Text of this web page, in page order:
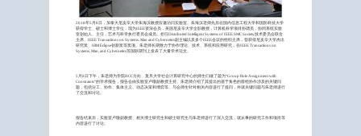
2018年5月8日，加拿大尼皮辛大学朱海滨教授应邀访问实验室。朱海滨老师先后在国内信息工程大学和国防科技大学
获得学士、硕士和博士学位，现为IEEE资深会员，美国尼皮辛大学全职教授，计算机科学项目协调员，协同系统实验
室创始人、主任，艺术与科学执行委员会成员。担任Distributed Intelligent Systems of IEEE SMC Society技术委员会联合
主席、IEEE Transactions on Systems, Man and Cybernetics副主编以及多个IEEE会议的组织主席，曾获得尼皮辛大学杰出
研究奖、IBM Eclipse创新奖等奖项。朱老师长期致力于协作理论、技术、系统和应用研究，在IEEE Transactions on
Systems, Man, and Cybernetics等国际期刊上发表了大量学术论文。
5月8日下午，朱老师为学院HCC方向、复旦大学社会计算研究中心的师生们做了题为“Group Role Assignment with
Constraints”的学术报告，报告会由实验室卢暾副教授主持。朱老师介绍了其提出的基于角色的群组协作涉及的关键问
题，包括分工、协作、集体主义、动态决策和博弈等。与会师生针对相关内容进行了提问，并就关键问题与朱老师进行
了交流和讨论。
报告结束后，实验室卢暾副教授、相关博士研究生和硕士研究生与朱老师进行了深入交流，就从事的研究工作和项目等
内容进行了讨论。